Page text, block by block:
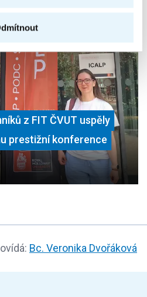
z FIT ČVUT uspěly
prestižní konference
Bc. Veronika Dvořáková